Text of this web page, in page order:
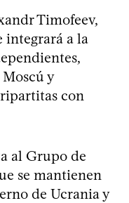
Timofeev,
integrará a la
y
con
al Grupo de
se mantienen
de Ucrania y